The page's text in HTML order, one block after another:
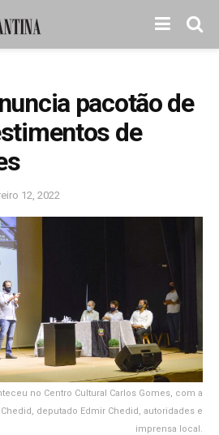
pacotão de
de
12, 2022
no Centro Cultural Carlos Gomes, com a
deputado Edmir Chedid, autoridades e
imprensa local.